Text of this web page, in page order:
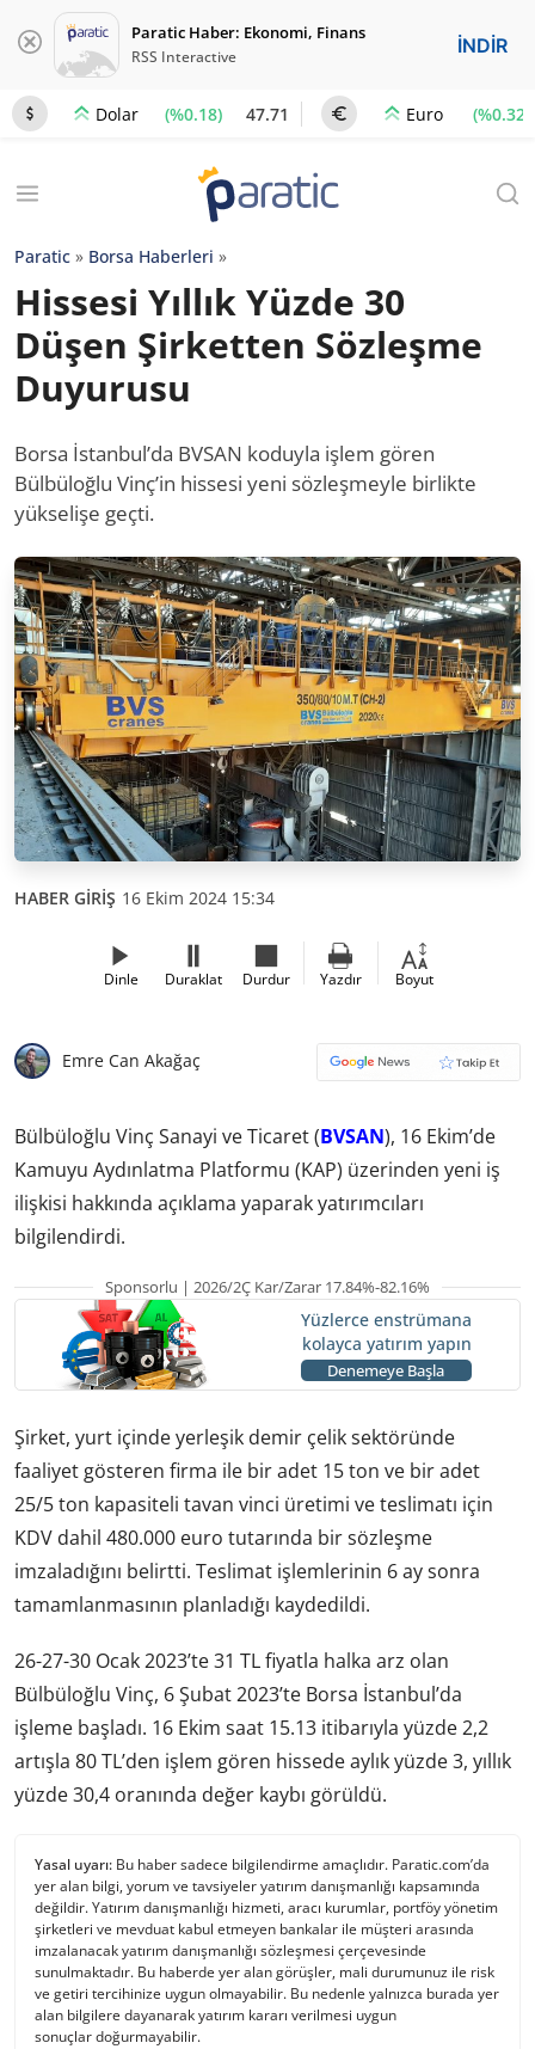
Paratic Haber: Ekonomi, Finans
RSS Interactive İNDİR
Dolar (%0.18) 47.71 Euro (%0.32)
Paratic » Borsa Haberleri »
Hissesi Yıllık Yüzde 30
Düşen Şirketten Sözleşme
Duyurusu
Borsa İstanbul’da BVSAN koduyla işlem gören
Bülbüloğlu Vinç’in hissesi yeni sözleşmeyle birlikte
yükselişe geçti.
HABER GİRİŞ 16 Ekim 2024 15:34
Dinle Duraklat Durdur Yazdır Boyut
Emre Can Akağaç
Bülbüloğlu Vinç Sanayi ve Ticaret (BVSAN), 16 Ekim’de
Kamuyu Aydınlatma Platformu (KAP) üzerinden yeni iş
ilişkisi hakkında açıklama yaparak yatırımcıları
bilgilendirdi.
Sponsorlu | 2026/2Ç Kar/Zarar 17.84%-82.16%
Yüzlerce enstrümana
kolayca yatırım yapın
Denemeye Başla
Şirket, yurt içinde yerleşik demir çelik sektöründe
faaliyet gösteren firma ile bir adet 15 ton ve bir adet
25/5 ton kapasiteli tavan vinci üretimi ve teslimatı için
KDV dahil 480.000 euro tutarında bir sözleşme
imzaladığını belirtti. Teslimat işlemlerinin 6 ay sonra
tamamlanmasının planladığı kaydedildi.
26-27-30 Ocak 2023’te 31 TL fiyatla halka arz olan
Bülbüloğlu Vinç, 6 Şubat 2023’te Borsa İstanbul’da
işleme başladı. 16 Ekim saat 15.13 itibarıyla yüzde 2,2
artışla 80 TL’den işlem gören hissede aylık yüzde 3, yıllık
yüzde 30,4 oranında değer kaybı görüldü.
Yasal uyarı: Bu haber sadece bilgilendirme amaçlıdır. Paratic.com’da
yer alan bilgi, yorum ve tavsiyeler yatırım danışmanlığı kapsamında
değildir. Yatırım danışmanlığı hizmeti, aracı kurumlar, portföy yönetim
şirketleri ve mevduat kabul etmeyen bankalar ile müşteri arasında
imzalanacak yatırım danışmanlığı sözleşmesi çerçevesinde
sunulmaktadır. Bu haberde yer alan görüşler, mali durumunuz ile risk
ve getiri tercihinize uygun olmayabilir. Bu nedenle yalnızca burada yer
alan bilgilere dayanarak yatırım kararı verilmesi uygun
sonuçlar doğurmayabilir.